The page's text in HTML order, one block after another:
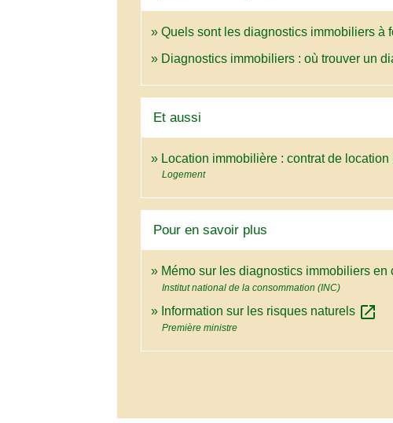
Quels sont les diagnostics immobiliers à
Diagnostics immobiliers : où trouver un
Et aussi
Location immobilière : contrat de location
Logement
Pour en savoir plus
Mémo sur les diagnostics immobiliers en
Institut national de la consommation (INC)
Information sur les risques naturels open_in_new
Première ministre